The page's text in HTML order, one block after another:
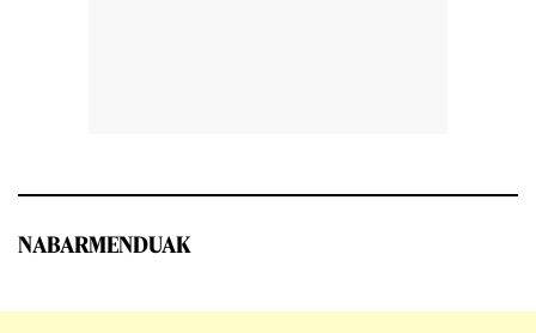
NABARMENDUAK